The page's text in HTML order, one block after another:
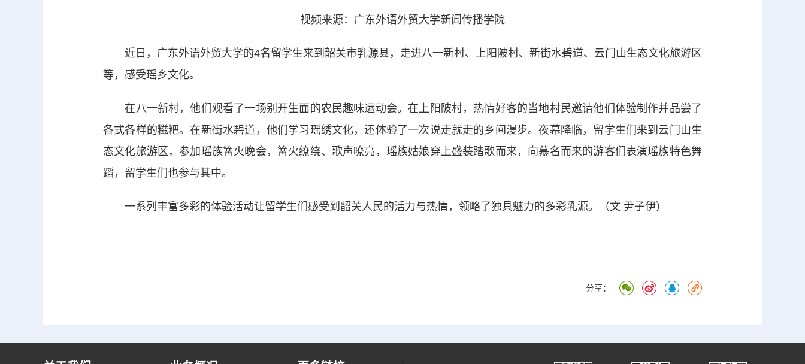
视频来源：广东外语外贸大学新闻传播学院
近日，广东外语外贸大学的4名留学生来到韶关市乳源县，走进八一新村、上阳陂村、新街水碧道、云门山生态文化旅游区
等，感受瑶乡文化。
在八一新村，他们观看了一场别开生面的农民趣味运动会。在上阳陂村，热情好客的当地村民邀请他们体验制作并品尝了
各式各样的糍粑。在新街水碧道，他们学习瑶绣文化，还体验了一次说走就走的乡间漫步。夜幕降临，留学生们来到云门山生
态文化旅游区，参加瑶族篝火晚会，篝火缭绕、歌声嘹亮，瑶族姑娘穿上盛装踏歌而来，向慕名而来的游客们表演瑶族特色舞
蹈，留学生们也参与其中。
一系列丰富多彩的体验活动让留学生们感受到韶关人民的活力与热情，领略了独具魅力的多彩乳源。（文 尹子伊）
分享：